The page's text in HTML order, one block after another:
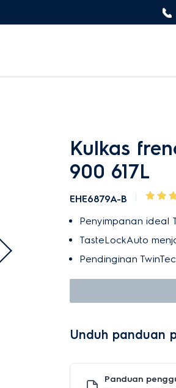
Kulkas
900 617L
EHE6879A-B
Penyimpanan ideal
TasteLockAuto
Pendinginan
Unduh panduan
Panduan